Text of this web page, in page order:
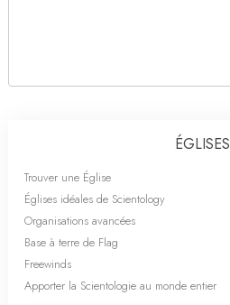
ÉGLISES
Trouver une Église
Églises idéales de Scientology
Organisations avancées
Base à terre de Flag
Freewinds
Apporter la Scientologie au monde entier